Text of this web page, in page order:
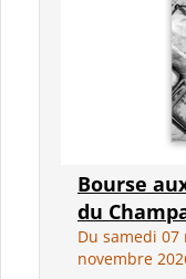
Bourse
du
Du samedi
novembre